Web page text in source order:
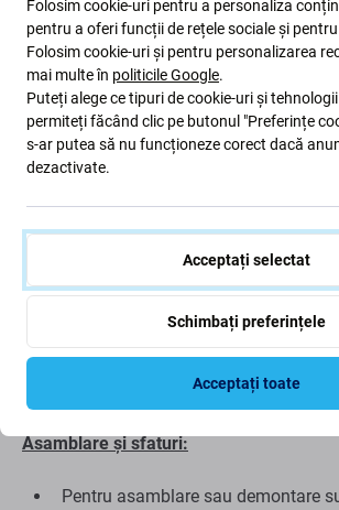
dispozitivul se supraîncălzi
dispozitivul nu poate fi încărcat la
dispozitivul nu indică corect starea
Calitatea pieselor de schimb
Calitate: Aftermarket- Piesa de schimb
Aftermarket este fabricată la aceleași
specificații și materiale ca și originalul.
copie a originalului, iar piesa de schimb
Aftermarket poate (în cazuri rare) să
de funcționalitate, calitate sau aspect.
multe despre calitate, citiți blogul nostru
concentrăm pe calitate mai detaliat.
Asamblare și sfaturi:
Pentru asamblare sau demontare
Folosim cookie-uri pentru a personaliza
pentru a oferi funcții de rețele sociale și
Folosim cookie-uri și pentru personalizarea
mai multe în politicile Google.
Puteți alege ce tipuri de cookie-uri și
permiteți făcând clic pe butonul "Preferințe
s-ar putea să nu funcționeze corect dacă
dezactivate.
Acceptați selectat
Schimbați preferințele
Acceptați toate